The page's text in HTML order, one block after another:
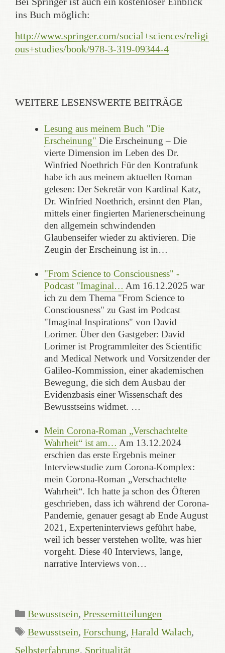
ins Buch möglich:
http://www.springer.com/social+sciences/religi
ous+studies/book/978-3-319-09344-4
WEITERE LESENSWERTE BEITRÄGE
Lesung aus meinem Buch "Die
Erscheinung" Die Erscheinung – Die
vierte Dimension im Leben des Dr.
Winfried Noethrich Für den Kontrafunk
habe ich aus meinem aktuellen Roman
gelesen: Der Sekretär von Kardinal Katz,
Dr. Winfried Noethrich, ersinnt den Plan,
mittels einer fingierten Marienerscheinung
den allgemein schwindenden
Glaubenseifer wieder zu aktivieren. Die
Zeugin der Erscheinung ist in…
"From Science to Consciousness" -
Podcast "Imaginal… Am 16.12.2025 war
ich zu dem Thema "From Science to
Consciousness" zu Gast im Podcast
"Imaginal Inspirations" von David
Lorimer. Über den Gastgeber: David
Lorimer ist Programmleiter des Scientific
and Medical Network und Vorsitzender der
Galileo-Kommission, einer akademischen
Bewegung, die sich dem Ausbau der
Evidenzbasis einer Wissenschaft des
Bewusstseins widmet. …
Mein Corona-Roman „Verschachtelte
Wahrheit“ ist am… Am 13.12.2024
erschien das erste Ergebnis meiner
Interviewstudie zum Corona-Komplex:
mein Corona-Roman „Verschachtelte
Wahrheit“. Ich hatte ja schon des Öfteren
geschrieben, dass ich während der Corona-
Pandemie, genauer gesagt ab Ende August
2021, Experteninterviews geführt habe,
weil ich besser verstehen wollte, was hier
vorgeht. Diese 40 Interviews, lange,
narrative Interviews von…
Kategorien
Bewusstsein, Pressemitteilungen
Schlagwörter
Bewusstsein, Forschung, Harald Walach,
Selbsterfahrung, Spritualität